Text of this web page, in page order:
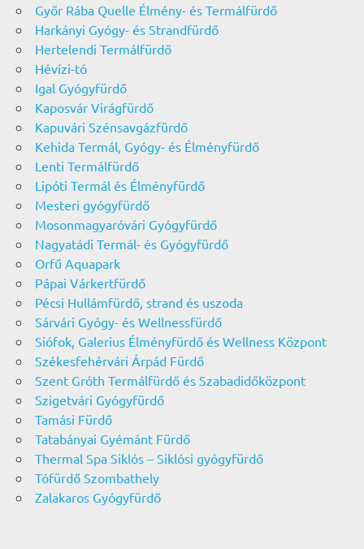
Győr Rába Quelle Élmény- és Termálfürdő
Harkányi Gyógy- és Strandfürdő
Hertelendi Termálfürdő
Hévízi-tó
Igal Gyógyfürdő
Kaposvár Virágfürdő
Kapuvári Szénsavgázfürdő
Kehida Termál, Gyógy- és Élményfürdő
Lenti Termálfürdő
Lipóti Termál és Élményfürdő
Mesteri gyógyfürdő
Mosonmagyaróvári Gyógyfürdő
Nagyatádi Termál- és Gyógyfürdő
Orfű Aquapark
Pápai Várkertfürdő
Pécsi Hullámfürdő, strand és uszoda
Sárvári Gyógy- és Wellnessfürdő
Siófok, Galerius Élményfürdő és Wellness Központ
Székesfehérvári Árpád Fürdő
Szent Gróth Termálfürdő és Szabadidőközpont
Szigetvári Gyógyfürdő
Tamási Fürdő
Tatabányai Gyémánt Fürdő
Thermal Spa Siklós – Siklósi gyógyfürdő
Tófürdő Szombathely
Zalakaros Gyógyfürdő